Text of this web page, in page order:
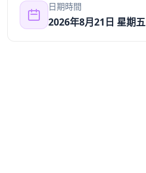
日期時間
2026年8月21日 星期五